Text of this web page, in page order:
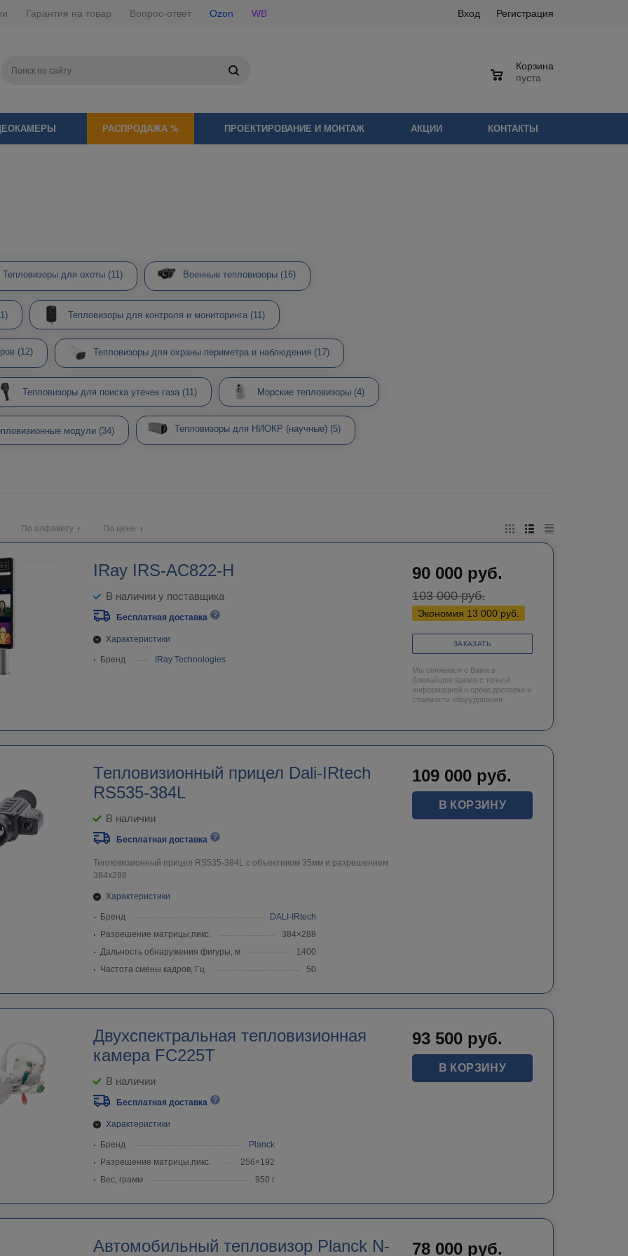
Гарантия на товар Вопрос-ответ Ozon WB Вход Регистрация
Корзина
пуста
РАСПРОДАЖА % ПРОЕКТИРОВАНИЕ И МОНТАЖ АКЦИИ КОНТАКТЫ
Тепловизоры для охоты (11) Военные тепловизоры (16)
Тепловизоры для контроля и мониторинга (11)
(12) Тепловизоры для охраны периметра и наблюдения (17)
Тепловизоры для поиска утечек газа (11) Морские тепловизоры (4)
модули (34) Тепловизоры для НИОКР (научные) (5)
По алфавиту По цене
IRay IRS-AC822-H
В наличии у поставщика
Бесплатная доставка
Характеристики
Бренд IRay Technologies
90 000 руб.
103 000руб.
Экономия 13 000 руб.
ЗАКАЗАТЬ
Мы свяжемся с Вами в
ближайшее время с точной
информацией о сроке доставки и
стоимости оборудования.
Тепловизионный прицел Dali-IRtech
RS535-384L
В наличии
Бесплатная доставка
Тепловизионный прицел RS535-384L c объективом 35мм и разрешением
384х288
Характеристики
Бренд
DALI-IRtech
Разрешение матрицы,пикс.
384×288
Дальность обнаружения фигуры, м
1400
Частота смены кадров, Гц
50
109 000 руб.
В КОРЗИНУ
Двухспектральная тепловизионная
камера FC225T
В наличии
Бесплатная доставка
Характеристики
Бренд
Planck
Разрешение матрицы,пикс.
256×192
Вес, грамм
950 г
93 500 руб.
В КОРЗИНУ
Автомобильный тепловизор Planck N-
78 000 руб.